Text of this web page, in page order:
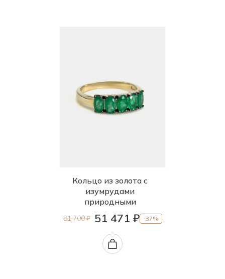
Кольцо из золота с
изумрудами
природными
81 700 ₽ 51 471 ₽ -37%